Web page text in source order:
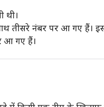
थी।
तीसरे नंबर पर आ गए हैं।
आ गए हैं।